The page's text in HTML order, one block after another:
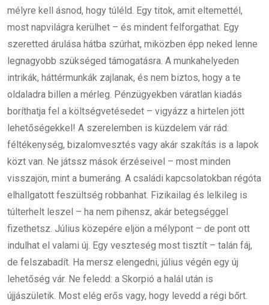
mélyre kell ásnod, hogy túléld. Egy titok, amit eltemettél,
most napvilágra kerülhet – és mindent felforgathat. Egy
szeretted árulása hátba szúrhat, miközben épp neked lenne
legnagyobb szükséged támogatásra. A munkahelyeden
intrikák, háttérmunkák zajlanak, és nem biztos, hogy a te
oldaladra billen a mérleg. Pénzügyekben váratlan kiadás
boríthatja fel a költségvetésedet – vigyázz a hirtelen jött
lehetőségekkel! A szerelemben is küzdelem vár rád:
féltékenység, bizalomvesztés vagy akár szakítás is a lapok
közt van. Ne játssz mások érzéseivel – most minden
visszajön, mint a bumeráng. A családi kapcsolatokban régóta
elhallgatott feszültség robbanhat. Fizikailag és lelkileg is
túlterhelt leszel – ha nem pihensz, akár betegséggel
fizethetsz. Július közepére eljön a mélypont – de pont ott
indulhat el valami új. Egy veszteség most tisztít – talán fáj,
de felszabadít. Ha mersz elengedni, július végén egy új
lehetőség vár. Ne feledd: a Skorpió a halál után is
újjászületik. Most elég erős vagy, hogy levedd a régi bőrt.